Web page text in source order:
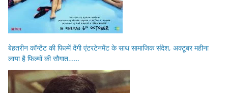
बेहतरीन कॉन्टेंट की फिल्में देंगी एंटरटेनमेंट के साथ सामाजिक संदेश, अक्टूबर महीना
लाया है फिल्मों की सौगात……